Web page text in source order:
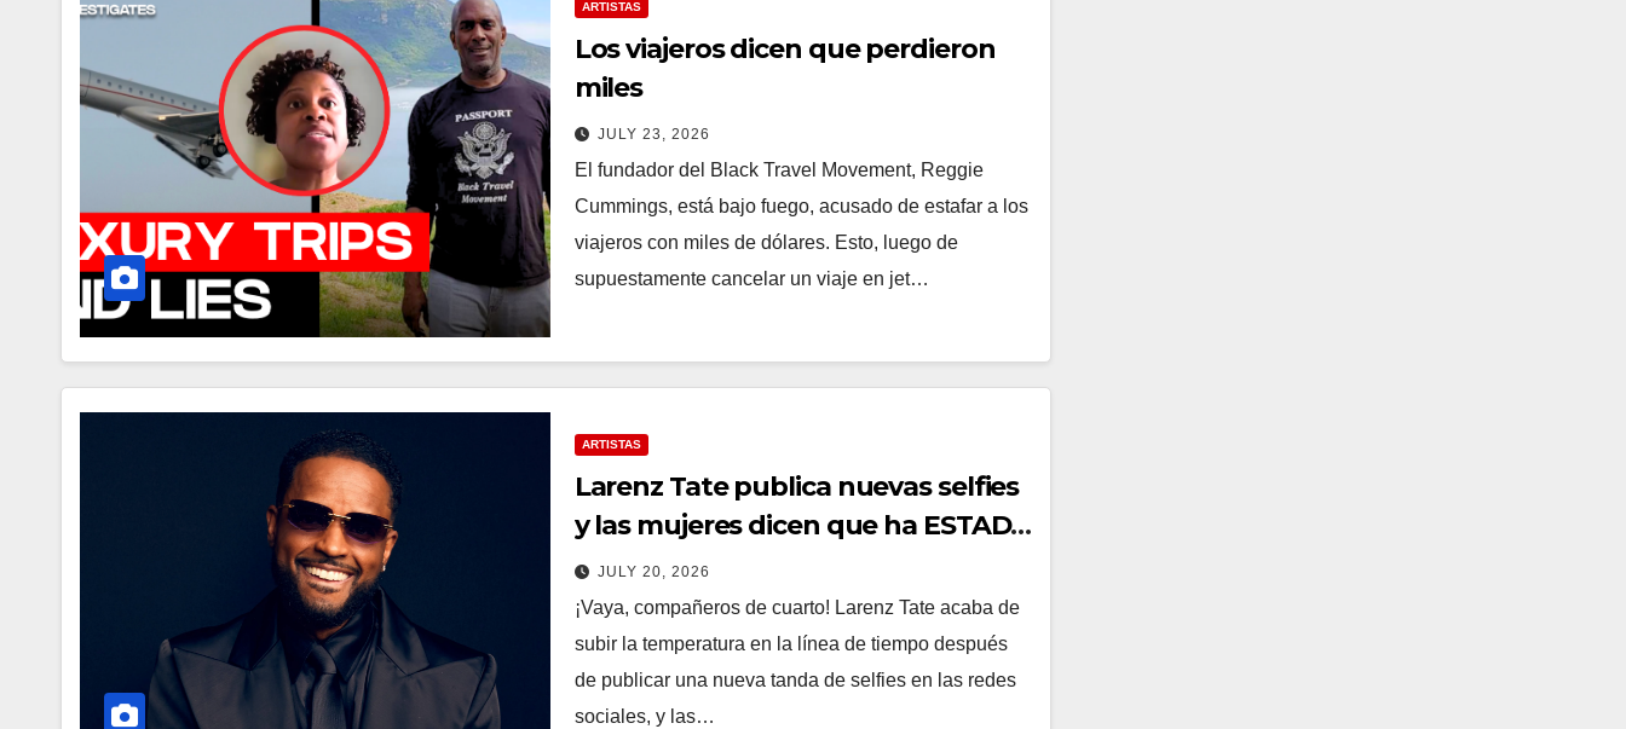
ARTISTAS
Los viajeros dicen que perdieron
miles
JULY 23, 2026
El fundador del Black Travel Movement, Reggie
Cummings, está bajo fuego, acusado de estafar a los
viajeros con miles de dólares. Esto, luego de
supuestamente cancelar un viaje en jet…
ARTISTAS
Larenz Tate publica nuevas selfies
y las mujeres dicen que ha ESTADO
bien
JULY 20, 2026
¡Vaya, compañeros de cuarto! Larenz Tate acaba de
subir la temperatura en la línea de tiempo después
de publicar una nueva tanda de selfies en las redes
sociales, y las…